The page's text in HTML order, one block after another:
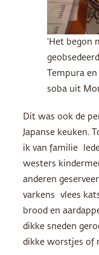
‘Het begon
Tempura
soba uit
Dit was ook de
Japanse keuken.
ik van familie
westers
anderen
varkens vlees
brood en
dikke sneden
dikke worstjes of